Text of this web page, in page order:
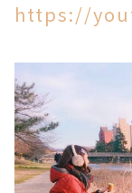
https://